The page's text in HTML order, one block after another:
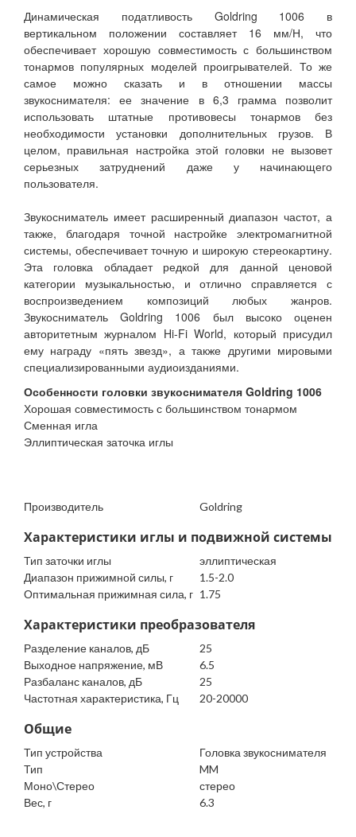
Динамическая податливость Goldring 1006 в
вертикальном положении составляет 16 мм/Н, что
обеспечивает хорошую совместимость с большинством
тонармов популярных моделей проигрывателей. То же
самое можно сказать и в отношении массы
звукоснимателя: ее значение в 6,3 грамма позволит
использовать штатные противовесы тонармов без
необходимости установки дополнительных грузов. В
целом, правильная настройка этой головки не вызовет
серьезных затруднений даже у начинающего
пользователя.
Звукосниматель имеет расширенный диапазон частот, а
также, благодаря точной настройке электромагнитной
системы, обеспечивает точную и широкую стереокартину.
Эта головка обладает редкой для данной ценовой
категории музыкальностью, и отлично справляется с
воспроизведением композиций любых жанров.
Звукосниматель Goldring 1006 был высоко оценен
авторитетным журналом Hi-Fi World, который присудил
ему награду «пять звезд», а также другими мировыми
специализированными аудиоизданиями.
Особенности головки звукоснимателя Goldring 1006
Хорошая совместимость с большинством тонармом
Сменная игла
Эллиптическая заточка иглы
Производитель Goldring
Характеристики иглы и подвижной системы
Тип заточки иглы
эллиптическая
Диапазон прижимной силы, г
1.5-2.0
Оптимальная прижимная сила, г 1.75
Характеристики преобразователя
Разделение каналов, дБ
25
Выходное напряжение, мВ
6.5
Разбаланс каналов, дБ
25
Частотная характеристика, Гц
20-20000
Общие
Тип устройства
Головка звукоснимателя
Тип
MM
Моно\Стерео
стерео
Вес, г
6.3